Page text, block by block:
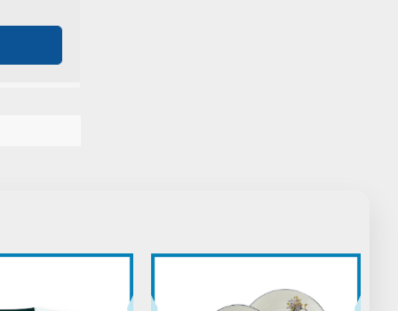
Bên đây làm việc tận tâm, nhân viên